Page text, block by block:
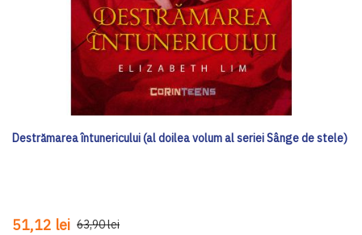
Destrămarea întunericului (al doilea volum al seriei Sânge de stele)
51,12 lei 63,90 lei